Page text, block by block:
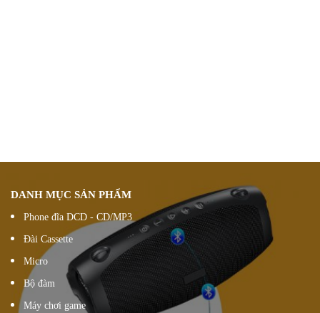
DANH MỤC SẢN PHẨM
Phone đĩa DCD - CD/MP3
Đài Cassette
Micro
Bộ đàm
Máy chơi game